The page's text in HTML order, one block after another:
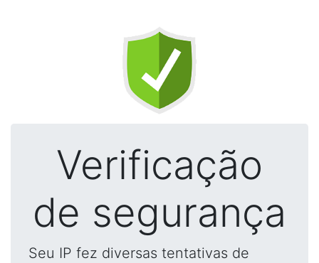
Verificação
de segurança
Seu IP fez diversas tentativas de